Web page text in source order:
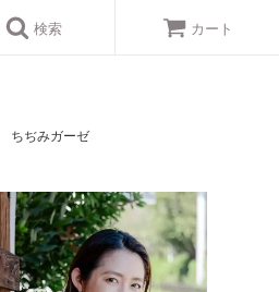
検索 カート
ちぢみガーゼ